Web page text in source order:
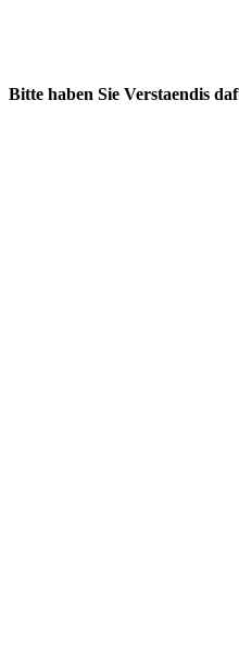
Bitte haben Sie Verstaendis